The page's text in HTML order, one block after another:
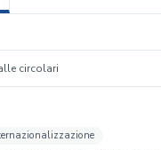
circolari